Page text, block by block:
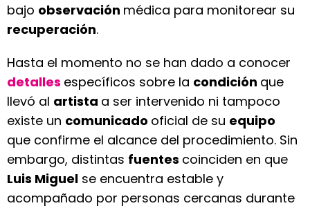
bajo observación médica para monitorear su
recuperación.
Hasta el momento no se han dado a conocer
detalles específicos sobre la condición que
llevó al artista a ser intervenido ni tampoco
existe un comunicado oficial de su equipo
que confirme el alcance del procedimiento. Sin
embargo, distintas fuentes coinciden en que
Luis Miguel se encuentra estable y
acompañado por personas cercanas durante